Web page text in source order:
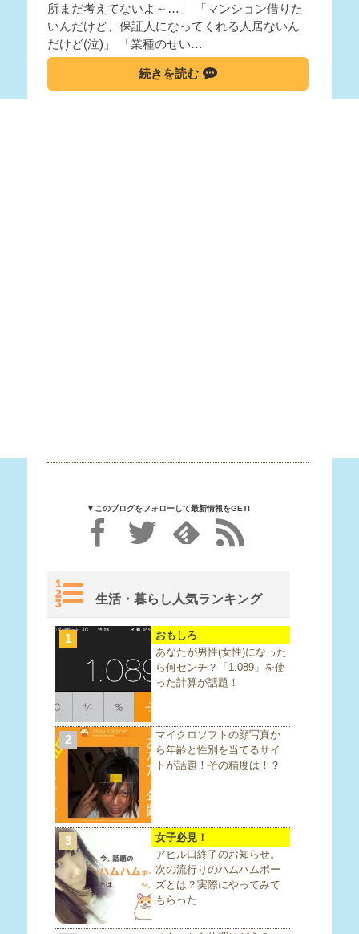
所まだ考えてないよ～…」 「マンション借りた
いんだけど、保証人になってくれる人居ないん
だけど(泣)」 「業種のせい…
続きを読む
▼このブログをフォローして最新情報をGET!
生活・暮らし人気ランキング
1
おもしろ
あなたが男性(女性)になった
ら何センチ？「1.089」を使
った計算が話題！
2
マイクロソフトの顔写真か
ら年齢と性別を当てるサイ
トが話題！その精度は！？
3
女子必見！
アヒル口終了のお知らせ。
次の流行りのハムハムポー
ズとは？実際にやってみて
もらった